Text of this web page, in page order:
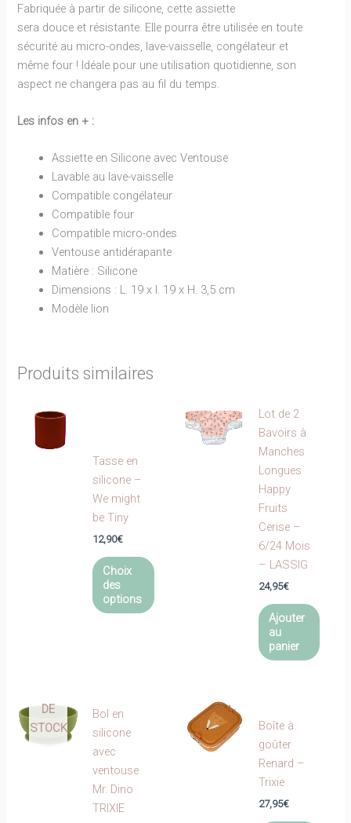
Fabriquée à partir de silicone, cette assiette
sera douce et résistante. Elle pourra être utilisée en toute
sécurité au micro-ondes, lave-vaisselle, congélateur et
même four ! Idéale pour une utilisation quotidienne, son
aspect ne changera pas au fil du temps.
Les infos en + :
Assiette en Silicone avec Ventouse
Lavable au lave-vaisselle
Compatible congélateur
Compatible four
Compatible micro-ondes
Ventouse antidérapante
Matière : Silicone
Dimensions : L. 19 x l. 19 x H. 3,5 cm
Modèle lion
Produits similaires
Tasse en
silicone –
We might
be Tiny
12,90€
Choix
des
options
a
choisies
Lot de 2
Bavoirs à
Manches
Longues
Happy
Fruits
Cerise –
6/24 Mois
– LASSIG
24,95€
Ajouter
au
panier
DE
STOCK
Bol en
silicone
avec
ventouse
Mr. Dino
TRIXIE
Boîte à
goûter
Renard –
Trixie
27,95€